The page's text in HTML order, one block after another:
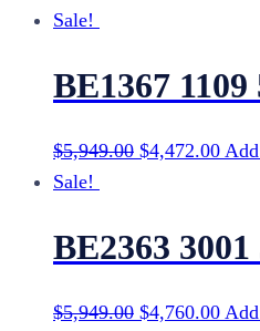
Sale!
BE1367 1109
$5,949.00 $4,472.00
Sale!
BE2363 3001
$5,949.00 $4,760.00